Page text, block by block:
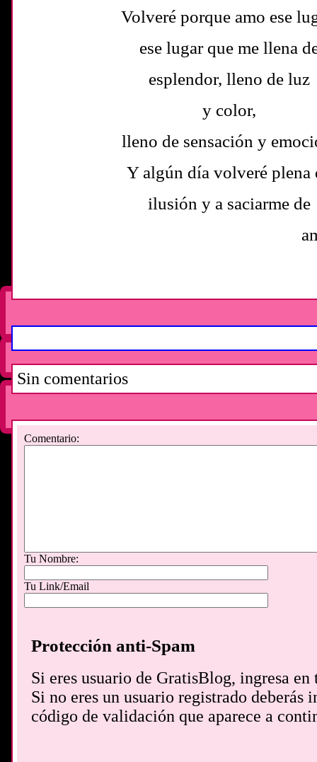
Volveré porque amo ese
ese lugar que me llena
esplendor, lleno de luz
y color,
lleno de sensación y
Y algún día volveré plena
ilusión y a saciarme de
Sin comentarios
Comentario:
Tu Nombre:
Tu Link/Email
Protección anti-Spam
Si eres usuario de GratisBlog, ingresa en
Si no eres un usuario registrado deberás
código de validación que aparece a